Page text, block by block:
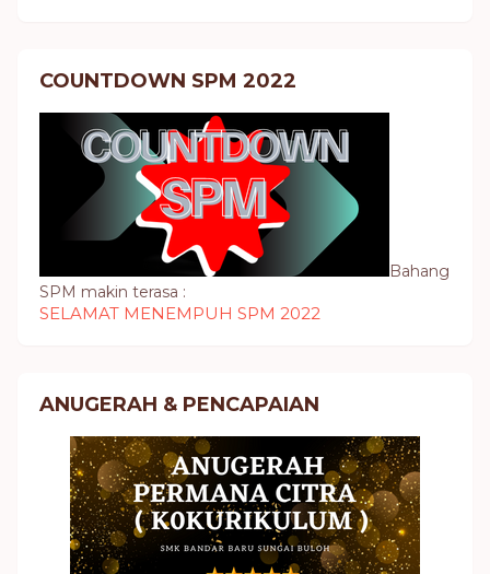
COUNTDOWN SPM 2022
Bahang
SPM makin terasa :
SELAMAT MENEMPUH SPM 2022
ANUGERAH & PENCAPAIAN